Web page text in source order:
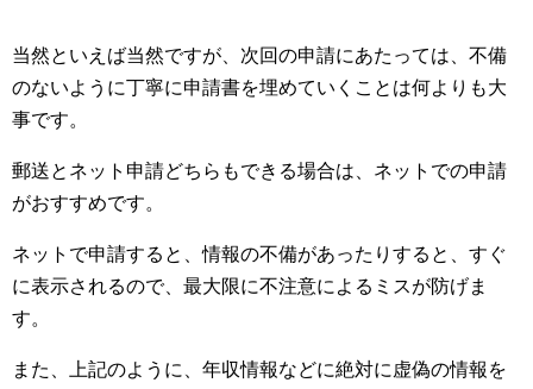
当然といえば当然ですが、次回の申請にあたっては、不備
のないように丁寧に申請書を埋めていくことは何よりも大
事です。
郵送とネット申請どちらもできる場合は、ネットでの申請
がおすすめです。
ネットで申請すると、情報の不備があったりすると、すぐ
に表示されるので、最大限に不注意によるミスが防げま
す。
また、上記のように、年収情報などに絶対に虚偽の情報を